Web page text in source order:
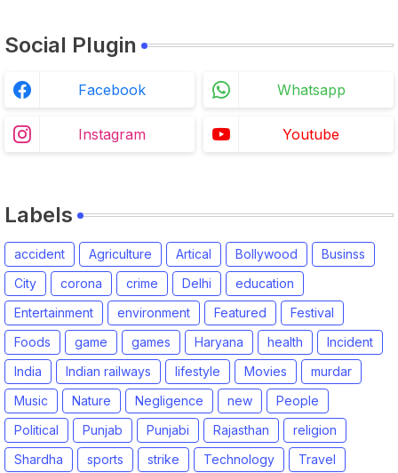
Social Plugin
Facebook Whatsapp
Instagram Youtube
Labels
accident Agriculture Artical Bollywood
Businss
City
corona crime Delhi
education
Entertainment
environment Featured
Festival
Foods
game games Haryana health
Incident
India
Indian railways lifestyle Movies
murdar
Music
Nature Negligence new
People
Political
Punjab Punjabi Rajasthan
religion
Shardha
sports strike Technology
Travel